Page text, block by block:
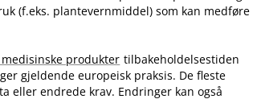
(f.eks. plantevernmiddel) som kan medføre
produkter tilbakeholdelsestiden
gjeldende europeisk praksis. De fleste
eller endrede krav. Endringer kan også